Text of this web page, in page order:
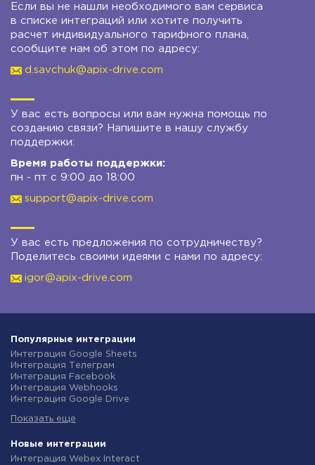
Если вы не нашли необходимого вам сервиса
в списке интеграций или хотите получить
расчет индивидуального тарифного плана,
сообщите нам об этом по адресу:
d.savchuk@apix-drive.com
У вас есть вопросы или вам нужна помощь по
созданию связи? Напишите в нашу службу
поддержки:
Время работы поддержки:
пн - пт с 9:00 до 18:00
support@apix-drive.com
У вас есть предложения по сотрудничеству?
Поделитесь своими идеями с нами по адресу:
igor@apix-drive.com
Популярные интеграции
Интеграция Google Sheets
Интеграция Телеграм
Интеграция Facebook
Интеграция Webhooks
Интеграция Google Drive
Интеграция Gmail
Интеграция Новая Почта
Интеграция Binotel
Показать еще
Новые интеграции
Интеграция Webex Interact